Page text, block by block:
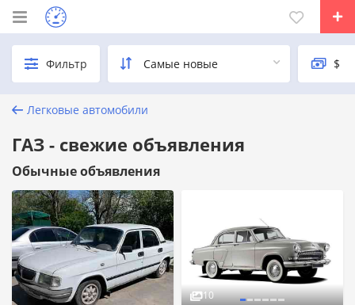
Фильтр
Легковые автомобили
ГАЗ - свежие объявления
Обычные объявления
10